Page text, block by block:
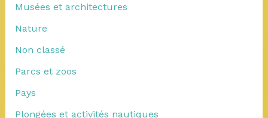
Musées et architectures
Nature
Non classé
Parcs et zoos
Pays
Plongées et activités nautiques